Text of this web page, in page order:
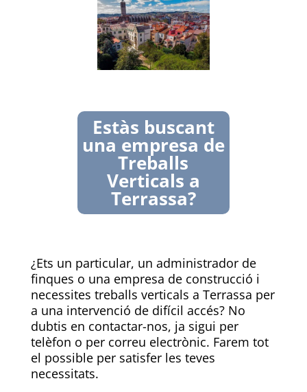
Estàs buscant
una empresa de
Treballs
Verticals a
Terrassa?
¿Ets un particular, un administrador de
finques o una empresa de construcció i
necessites treballs verticals a Terrassa per
a una intervenció de difícil accés? No
dubtis en contactar-nos, ja sigui per
telèfon o per correu electrònic. Farem tot
el possible per satisfer les teves
necessitats.